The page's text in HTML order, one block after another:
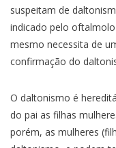
suspeitam de
indicado pelo
mesmo necessita de
confirmação do
O daltonismo é
do pai as filhas
porém, as mulheres